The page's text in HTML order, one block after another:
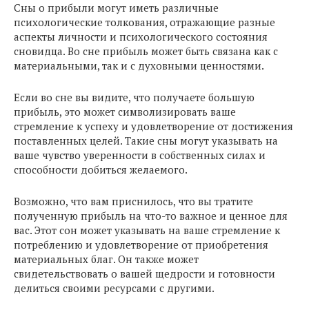
Сны о прибыли могут иметь различные
психологические толкования, отражающие разные
аспекты личности и психологического состояния
сновидца. Во сне прибыль может быть связана как с
материальными, так и с духовными ценностями.
Если во сне вы видите, что получаете большую
прибыль, это может символизировать ваше
стремление к успеху и удовлетворение от достижения
поставленных целей. Такие сны могут указывать на
ваше чувство уверенности в собственных силах и
способности добиться желаемого.
Возможно, что вам приснилось, что вы тратите
полученную прибыль на что-то важное и ценное для
вас. Этот сон может указывать на ваше стремление к
потреблению и удовлетворение от приобретения
материальных благ. Он также может
свидетельствовать о вашей щедрости и готовности
делиться своими ресурсами с другими.